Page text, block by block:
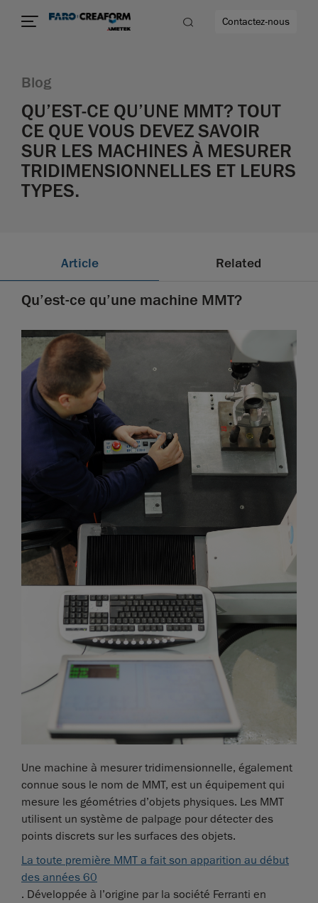
encore
Contactez-nous
Blog
QU’EST-CE QU’UNE MMT? TOUT
CE QUE VOUS DEVEZ SAVOIR
SUR LES MACHINES À MESURER
TRIDIMENSIONNELLES ET LEURS
TYPES.
Article Related
Qu’est-ce qu’une machine MMT?
Une machine à mesurer tridimensionnelle, également
connue sous le nom de MMT, est un équipement qui
mesure les géométries d’objets physiques. Les MMT
utilisent un système de palpage pour détecter des
points discrets sur les surfaces des objets.
La toute première MMT a fait son apparition au début
des années 60
. Développée à l’origine par la société Ferranti en